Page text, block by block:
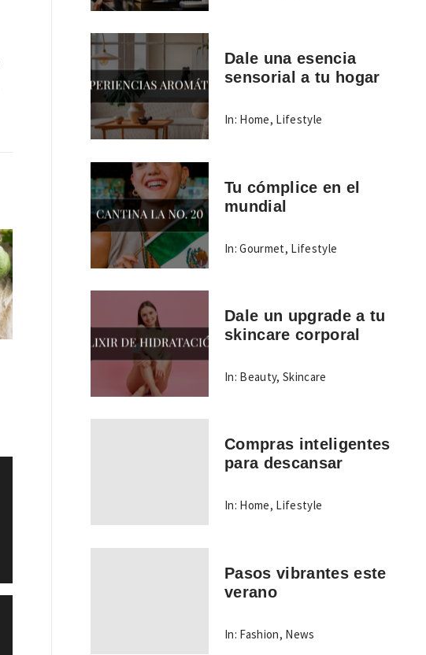
Dale una esencia
sensorial a tu hogar
In: Home, Lifestyle
Tu cómplice en el
mundial
In: Gourmet, Lifestyle
Dale un upgrade a tu
skincare corporal
In: Beauty,Skincare
Compras inteligentes
para descansar
In: Home, Lifestyle
Pasos vibrantes este
verano
In: Fashion, News